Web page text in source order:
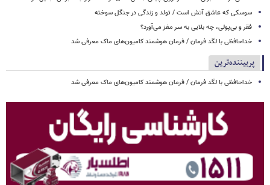
سوسکی که عاشق آتش است / تولد و زندگی در جنگل سوخته
فقر و بی‌پولی، چه بلایی به سر مغز می‌آورد؟
خداحافظی با لگد فرمان / فرمان هوشمند کامیون‌های ماک معرفی شد
پربیننده‌ترین
خداحافظی با لگد فرمان / فرمان هوشمند کامیون‌های ماک معرفی شد